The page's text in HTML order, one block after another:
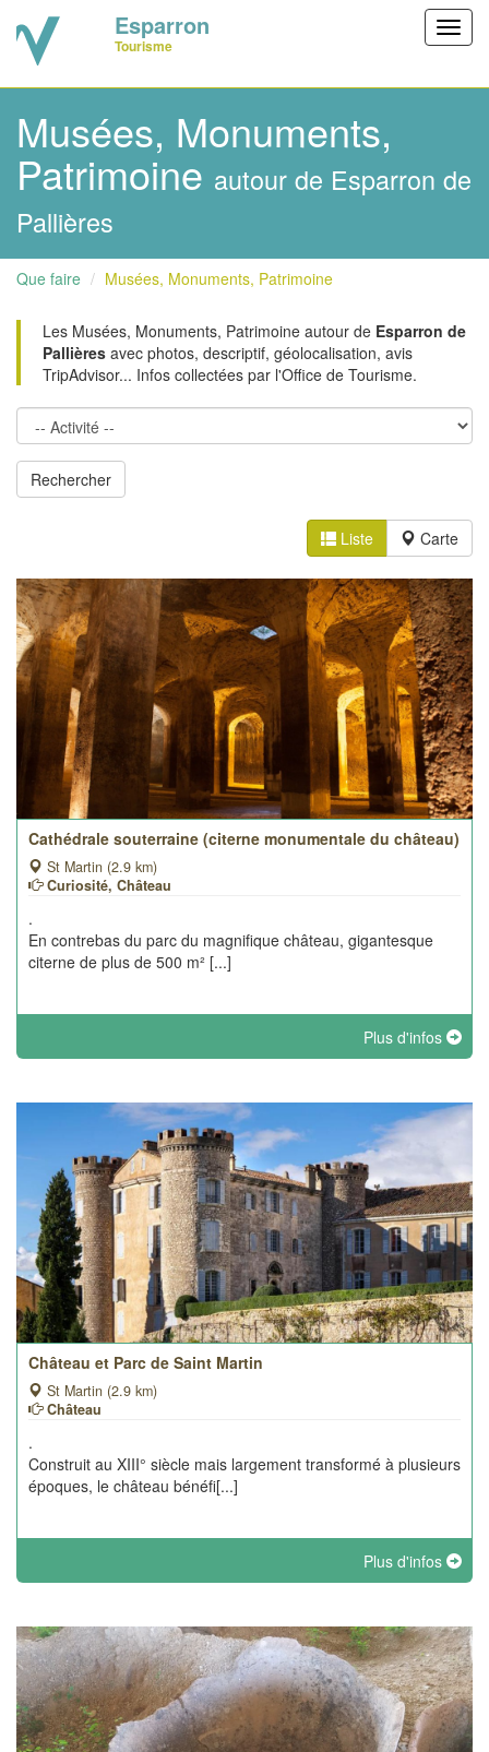
Esparron
Tourisme
Musées, Monuments,
Patrimoine autour de Esparron de
Pallières
Que faire Musées, Monuments, Patrimoine
Les Musées, Monuments, Patrimoine autour de Esparron de
Pallières avec photos, descriptif, géolocalisation, avis
TripAdvisor... Infos collectées par l'Office de Tourisme.
Liste Carte
Cathédrale souterraine (citerne monumentale du château)
St Martin (2.9 km)
Curiosité, Château
.
En contrebas du parc du magnifique château, gigantesque
citerne de plus de 500 m² [...]
Plus d'infos
Château et Parc de Saint Martin
St Martin (2.9 km)
Château
.
Construit au XIII° siècle mais largement transformé à plusieurs
époques, le château bénéfi[...]
Plus d'infos